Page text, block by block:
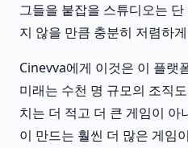
그들을 붙잡을 스튜디오는
지 않을 만큼 충분히 저렴하
Cinevva에게 이것은 이 플랫
미래는 수천 명 규모의 조직
치는 더 적고 더 큰 게임이 아
이 만드는 훨씬 더 많은 게임